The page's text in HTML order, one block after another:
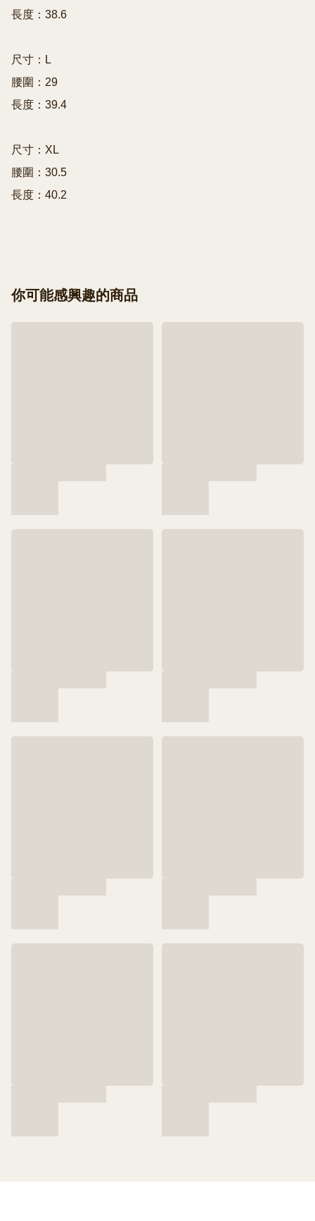
長度：38.6
尺寸：L
腰圍：29
長度：39.4
尺寸：XL
腰圍：30.5
長度：40.2
你可能感興趣的商品